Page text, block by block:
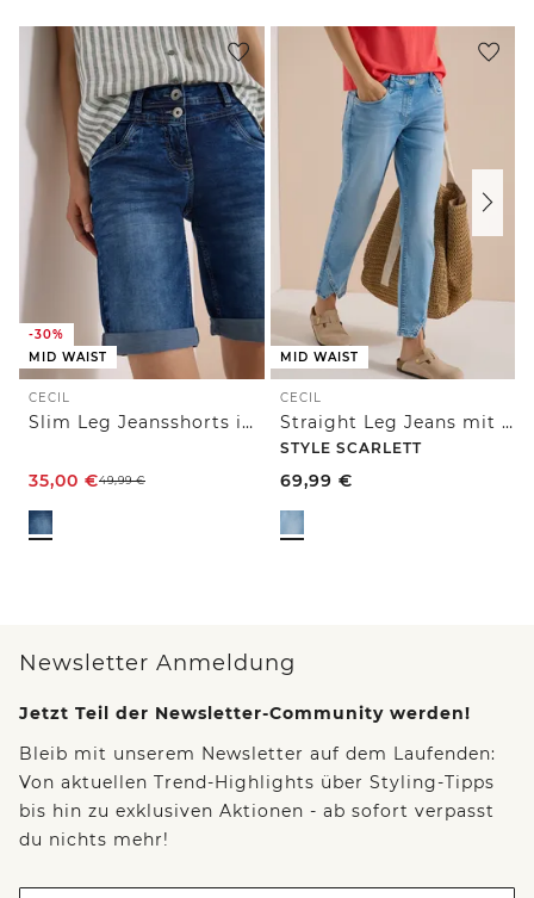
-30%
MID WAIST
CECIL
Slim Leg Jeansshorts im Casual Fit
35,00 €49,99€
MID WAIST
CECIL
Straight Leg Jeans mit Nietendetails
STYLE SCARLETT
69,99 €
Newsletter Anmeldung
Jetzt Teil der Newsletter-Community werden!
Bleib mit unserem Newsletter auf dem Laufenden:
Von aktuellen Trend-Highlights über Styling-Tipps
bis hin zu exklusiven Aktionen - ab sofort verpasst
du nichts mehr!